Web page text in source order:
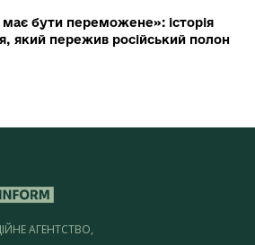
бути переможене»: історія
який пережив російський полон
АГЕНТСТВО,